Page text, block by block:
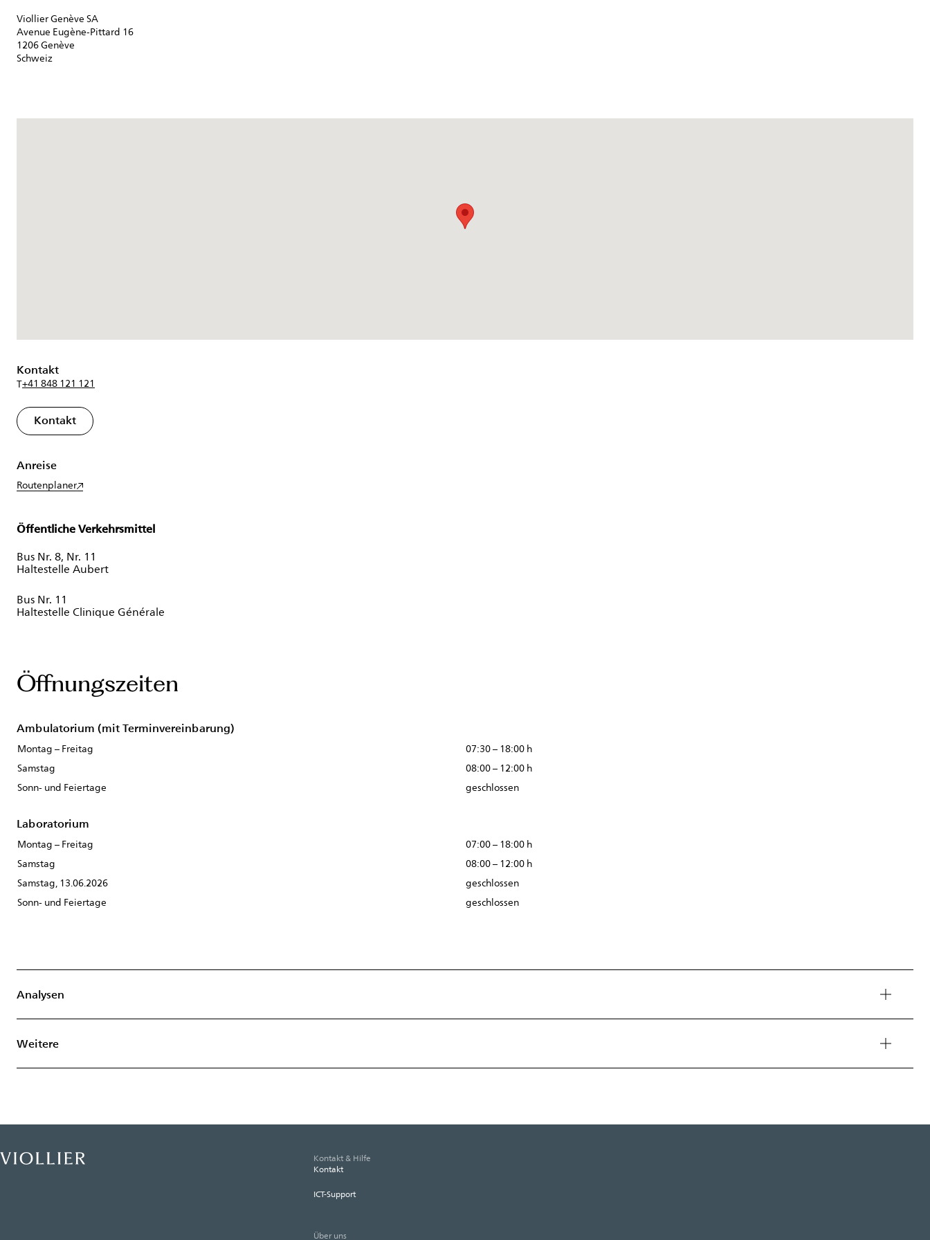
Viollier Genève SA
Avenue Eugène-Pittard 16
1206 Genève
Schweiz
Kontakt
T+41 848 121 121
Kontakt
Anreise
Routenplaner
Öffentliche Verkehrsmittel
Bus Nr. 8, Nr. 11
Haltestelle Aubert
Bus Nr. 11
Haltestelle Clinique Générale
Öffnungszeiten
Ambulatorium (mit Terminvereinbarung)
Montag – Freitag
07:30 – 18:00 h
Samstag
08:00 – 12:00 h
Sonn- und Feiertage
geschlossen
Laboratorium
Montag – Freitag
07:00 – 18:00 h
Samstag
08:00 – 12:00 h
Samstag, 13.06.2026
geschlossen
Sonn- und Feiertage
geschlossen
Analysen
Weitere
Kontakt & Hilfe
Kontakt
ICT-Support
Über uns